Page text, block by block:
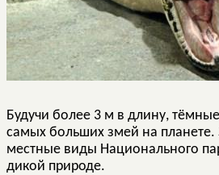
Будучи более 3 м в длину,
самых больших змей на планете.
местные виды Национального
дикой природе.